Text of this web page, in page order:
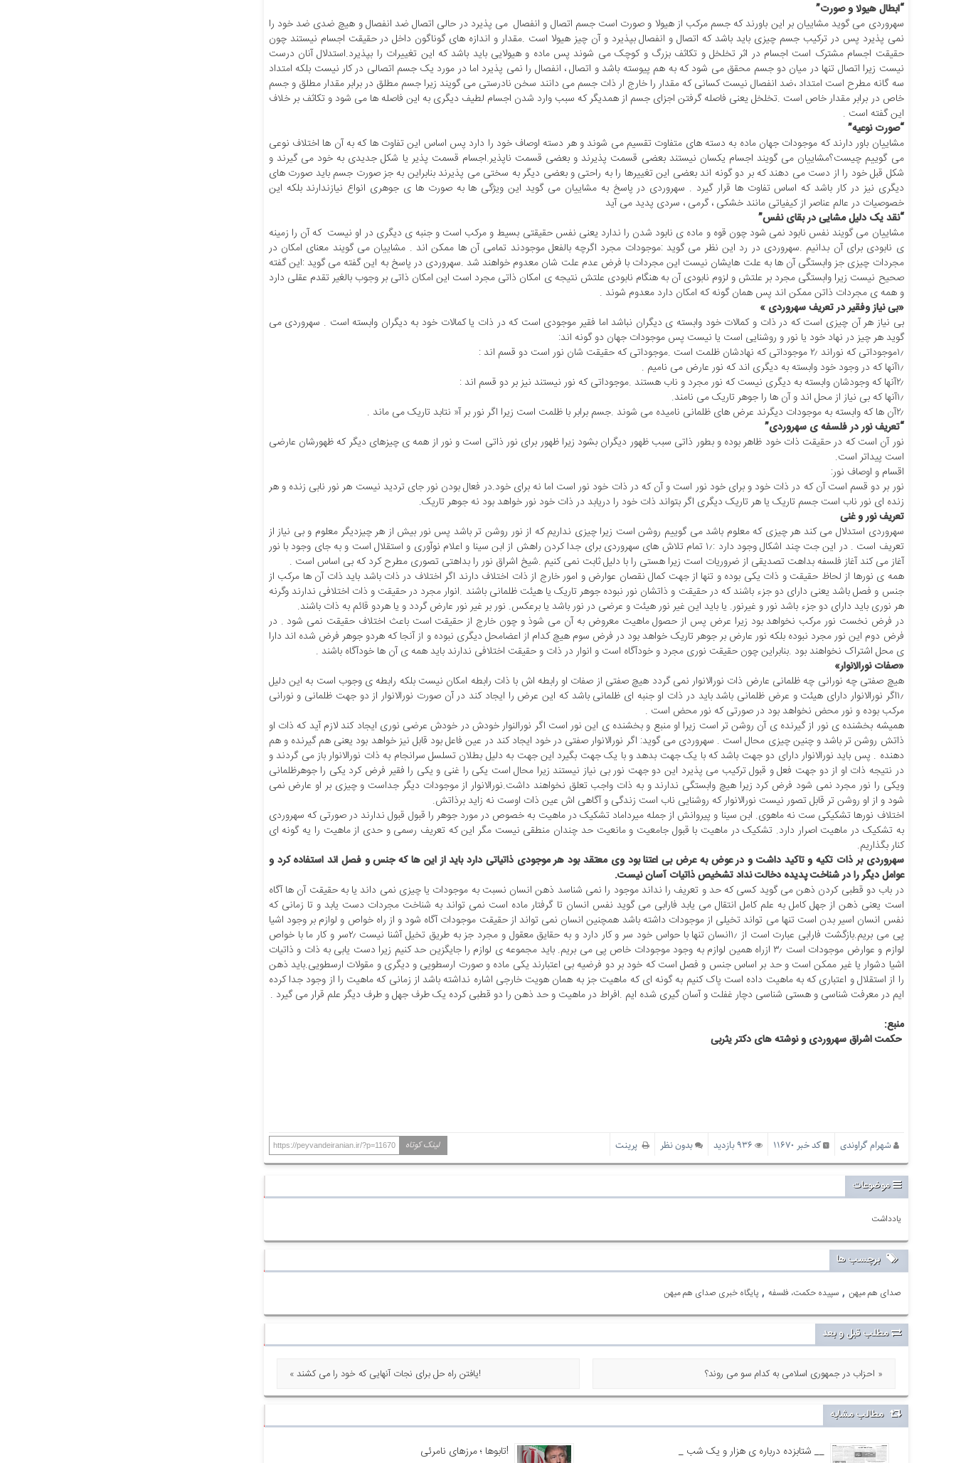
“ابطال هیولا و صورت”
سهروردی می گوید مشاییان بر این باورند که جسم مرکب از هیولا و صورت است جسم اتصال و انفصال می پذیرد در حالی اتصال ضد انفصال و هیچ ضدی ضد خود را
نمی پذیرد پس در ترکیب جسم چیزی باید باشد که اتصال و انفصال بپذیرد و آن چیز هیولا است .مقدار و اندازه های گوناگون داخل در حقیقت اجسام نیستند چون
حقیقت اجسام مشترک است اجسام در اثر تخلخل و تکاثف بزرگ و کوچک می شوند پس ماده و هیولایی باید باشد که این تغییرات را بپذیرد.استدلال آنان درست
نیست زیرا اتصال تنها در میان دو جسم محقق می شود که به هم پیوسته باشد و اتصال ، انفصال را نمی پذیرد اما در مورد یک جسم اتصالی در کار نیست بلکه امتداد
سه گانه مطرح است امتداد ،ضد انفصال نیست کسانی که مقدار را خارج ار ذات جسم می دانند سخن نادرستی می گویند زیرا جسم مطلق در برابر مقدار مطلق و جسم
خاص در برابر مقدار خاص است .تخلخل یعنی فاصله گرفتن اجزای جسم از همدیگر که سبب وارد شدن اجسام لطیف دیگری به این فاصله ها می شود و تکاثف بر خلاف
این گفته است .
“صورت نوعیه”
مشاییان باور دارند که موجودات جهان ماده به دسته های متفاوت تقسیم می شوند و هر دسته اوصاف خود را دارد پس اساس این تفاوت ها که به آن ها اختلاف نوعی
می گوییم چیست؟مشاییان می گویند اجسام یکسان نیستند بعضی قسمت پذیرند و بعضی قسمت ناپذیر.اجسام قسمت پذیر یا شکل جدیدی به خود می گیرند و
شکل قبل خود را از دست می دهند که بر دو گونه اند بعضی این تغییرها را به راحتی و بعضی دیگر به سختی می پذیرند بنابراین به جز صورت جسم باید صورت های
دیگری نیز در کار باشد که اساس تفاوت ها قرار گیرد . سهروردی در پاسخ به مشاییان می گوید این ویژگی ها به صورت ها ی جوهری انواع نیازندارند بلکه این
خصوصیات در عالم عناصر از کیفیاتی مانند خشکی ، گرمی ، سردی پدید می آید
“نقد یک دلیل مشایی در بقای نفس”
مشاییان می گویند نفس نابود نمی شود چون قوه و ماده ی نابود شدن را ندارد یعنی نفس حقیقتی بسیط و مرکب است و جنبه ی دیگری در او نیست که آن را زمینه
ی نابودی برای آن بدانیم .سهروردی در رد این نظر می گوید :موجودات مجرد اگرچه بالفعل موجودند تمامی آن ها ممکن اند . مشاییان می گویند معنای امکان در
مجردات چیزی جز وابستگی آن ها به علت هایشان نیست این مجردات با فرض عدم علت شان معدوم خواهند شد .سهروردی در پاسخ به این گفته می گوید :این گفته
صحیح نیست زیرا وابستگی مجرد بر علتش و لزوم نابودی آن به هنگام نابودی علتش نتیجه ی امکان ذاتی مجرد است این امکان ذاتی بر وجوب بالغیر تقدم عقلی دارد
و همه ی مجردات ذاتن ممکن اند پس همان گونه که امکان دارد معدوم شوند .
«بی نیاز وفقیر در تعریف سهروردی »
بی نیاز هر آن چیزی است که در ذات و کمالات خود وابسته ی دیگران نباشد اما فقیر موجودی است که در ذات یا کمالات خود به دیگران وابسته است . سهروردی می
گوید هر چیز در نهاد خود یا نور و روشنایی است یا نیست پس موجودات جهان دو گونه اند:
۱٫موجوداتی که نوراند ۲٫ موجوداتی که نهادشان ظلمت است .موجوداتی که حقیقت شان نور است دو قسم اند :
۱٫آنها که در وجود خود وابسته به دیگری اند که نور عارض می نامیم .
۲٫آنها که وجودشان وابسته به دیگری نیست که نور مجرد و ناب هستند .موجوداتی که نور نیستند نیز بر دو قسم اند :
۱٫آنها که بی نیاز از محل اند و آن ها را جوهر تاریک می نامند.
۲٫آن ها که وابسته به موجودات دیگرند عرض های ظلمانی نامیده می شوند .جسم برابر با ظلمت است زیرا اگر نور بر آ« نتابد تاریک می ماند .
“تعریف نور در فلسفه ی سهروردی”
نور آن است که در حقیقت ذات خود ظاهر بوده و بطور ذاتی سبب ظهور دیگران بشود زیرا ظهور برای نور ذاتی است و نور از همه ی چیزهای دیگر که ظهورشان عارضی
است پیداتر است.
اقسام و اوصاف نور:
نور بر دو قسم است آن که در ذات خود و برای خود نور است و آن که در ذات خود نور است اما نه برای خود.در فعال بودن نور جای تردید نیست هر نور نابی زنده و هر
زنده ای نور ناب است جسم تاریک یا هر تاریک دیگری اگر بتواند ذات خود را دریابد در ذات خود نور خواهد بود نه جوهر تاریک.
تعریف نور و غنی
سهروردی استدلال می کند هر چیزی که معلوم باشد می گوییم روشن است زیرا چیزی نداریم که از نور روشن تر باشد پس نور بیش از هر چیزدیگر معلوم و بی نیاز از
تعریف است . در این جت چند اشکال وجود دارد :۱٫ تمام تلاش های سهروردی برای جدا کردن راهش از ابن سینا و اعلام نوآوری و استقلال است و به جای وجود با نور
آغاز می کند آغاز فلسفه بداهت تصدیقی از ضروریات است زیرا هستی را با دلیل ثابت نمی کنیم .شیخ اشراق نور را بداهتی تصوری مطرح کرد که بی اساس است .
همه ی نورها از لحاظ حقیقت و ذات یکی بوده و تنها از جهت کمال نقصان عوارض و امور خارج از ذات اختلاف دارند اگر اختلاف در ذات باشد باید ذات آن ها مرکب از
جنس و فصل باشد یعنی دارای دو جزء باشند که در حقیقت و ذاتشان نور نبوده جوهر تاریک یا هیئت ظلمانی باشند .انوار مجرد در حقیقت و ذات اختلافی ندارند وگرنه
هر نوری باید دارای دو جزء باشد نور و غیرنور. یا باید این غیر نور هیئت و عرضی در نور باشد یا برعکس. نور بر غیر نور عارض گردد و یا هردو قائم به ذات باشند.
در فرض نخست نور مرکب نخواهد بود زیرا عرض پس از حصول ماهیت معروض به آن می شوذ و چون خارج از حقیقت است باعث اختلاف حقیقت نمی شود . در
فرض دوم این نور مجرد نبوده بلکه نور عارض بر جوهر تاریک خواهد بود در فرض سوم هیچ کدام از اعضامحل دیگری نبوده و از آنجا که هردو جوهر فرض شده اند دارا
ی محل اشتراک نخواهند بود .بنابراین چون حقیقت نوری مجرد و خودآگاه است و انوار در ذات و حقیقت اختلافی ندارند باید همه ی آن ها خودآگاه باشند .
«صفات نورالانوار»
هیچ صفتی چه نورانی چه ظلمانی عارض ذات نورالانوار نمی گردد هیچ صفتی از صفات او رابطه اش با ذات رابطه امکان نیست بلکه رابطه ی وجوب است به این دلیل
۱٫اگر نورالانوار دارای هیئت و عرض ظلمانی باشد باید در ذات او جنبه ای ظلمانی باشد که این عرض را ایجاد کند در آن صورت نورالانوار از دو جهت ظلمانی و نورانی
مرکب بوده و نور محض نخواهد بود در صورتی که نور محض است .
همیشه بخشنده ی نور از گیرنده ی آن روشن تر است زیرا او منبع و بخشنده ی این نور است اگر نورالنوار خودش در خودش عرضی نوری ایجاد کند لازم آید که ذات او
ذاتش روشن تر باشد و چنین چیزی محال است . سهروردی می گوید: اگر نورالانوار صفتی در خود ایجاد کند در عین فاعل بود قابل نیز خواهد بود یعنی هم گیرنده و هم
دهنده . پس باید نورالانوار دارای دو جهت باشد که با یک جهت بدهد و با یک جهت بگیرد این جهت به دلیل بطلان تسلسل سرانجام به ذات نورالانوار باز می گردند و
در نتیجه ذات او از دو جهت فعل و قبول ترکیب می پذیرد این دو جهت نور بی نیاز نیستند زیرا محال است یکی را غنی و یکی را فقیر فرض کرد یکی را جوهرظلمانی
ویکی را نور مجرد نمی شود فرض کرد زیرا هیچ وابستگی ندارند و به ذات واجب تعلق نخواهند داشت.نورالانوار از موجودات دیگر جداست و چیزی بر او عارض نمی
شود و از او روشن تر قابل تصور نیست نورالانوار که روشنایی ناب است زندگی و آگاهی اش عین ذات اوست نه زاید برذاتش.
اختلاف نورها تشکیکی ست نه ماهوی. ابن سینا و پیروانش از جمله میرداماد تشکیک در ماهیت به خصوص در مورد جوهر را قبول قبول ندارند در صورتی که سهروردی
به تشکیک در ماهیت اصرار دارد. تشکیک در ماهیت با قبول جامعیت و مانعیت حد چندان منطقی نیست مگر این که تعریف رسمی و حدی از ماهیت را یه گونه ای
کنار بگذاریم.
سهروردی بر ذات تکیه و تاکید داشت و در عوض به عرض بی اعتنا بود وی معتقد بود هر موجودی ذاتیاتی دارد باید از این ها که جنس و فصل اند استفاده کرد و
عوامل دیگر را در شناخت پدیده دخالت نداد تشخیص ذاتیات آسان نیست.
در باب دو قطبی کردن ذهن می گوید کسی که حد و تعریف را نداند موجود را نمی شناسد ذهن انسان نسبت به موجودات یا چیزی نمی داند یا به حقیقت آن ها آگاه
است یعنی ذهن از جهل کامل به علم کامل انتقال می یابد فارابی می گوید نفس انسان تا گرفتار ماده است نمی تواند به شناخت مجردات دست یابد و تا زمانی که
نفس انسان اسیر بدن است تنها می تواند تخیلی از موجودات داشته باشد همچنین انسان نمی تواند از حقیقت موجودات آگاه شود و از راه خواص و لوازم بر وجود اشیا
پی می بریم.بازگشت فارابی عبارت است از ۱٫انسان تنها با حواس خود سر و کار دارد و به حقایق معقول و مجرد جز به طریق تخیل آشنا نیست ۲٫سر و کار ما با خواص
لوازم و عوارض موجودات است ۳٫ ازراه همین لوازم به وجود موجودات خاص پی می بریم. باید مجموعه ی لوازم را جایگزین حد کنیم زیرا دست یابی به ذات و ذاتیات
اشیا دشوار یا غیر ممکن است و حد بر اساس جنس و فصل است که خود بر دو فرضیه بی اعتبارند یکی ماده و صورت ارسطویی و دیگری و مقولات ارسطویی.باید ذهن
را از استقلال و اعتباری که به ماهیت داده است پاک کنیم به گونه ای که ماهیت جز به همان هویت خارجی اشاره نداشته باشد از زمانی که ماهیت را از وجود جدا کرده
ایم در معرفت شناسی و هستی شناسی دچار غفلت و آسان گیری شده ایم .افراط در ماهیت و حد ذهن را دو قطبی کرده یک طرف جهل و طرف دیگر علم قرار می گیرد .
منبع:
حکمت اشراق سهروردی و نوشته های دکتر یثربی
شهرام گراوندی کد خبر 11670 بدون نظر پرینت لینک کوتاه https://peyvandeiranian.ir/?p=11670
موضوعات
یادداشت
برچسب ها
پایگاه خبری صدای هم میهن , سپیده حکمت، فلسفه , صدای هم میهن
مطلب قبل و بعد
احزاب در جمهوری اسلامی به کدام سو می روند؟ » « یافتن راه حل برای نجات آنهایی که خود را می کشند!
مطالب مشابه
_ شتابزده درباره ی هزار و یک شب __ تابوها ؛ مرزهای نامرئی!